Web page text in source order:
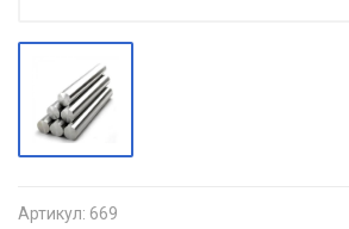
Артикул: 669